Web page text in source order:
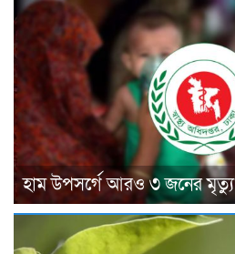
হাম উপসর্গে আরও ৩ জনের মৃত্যু